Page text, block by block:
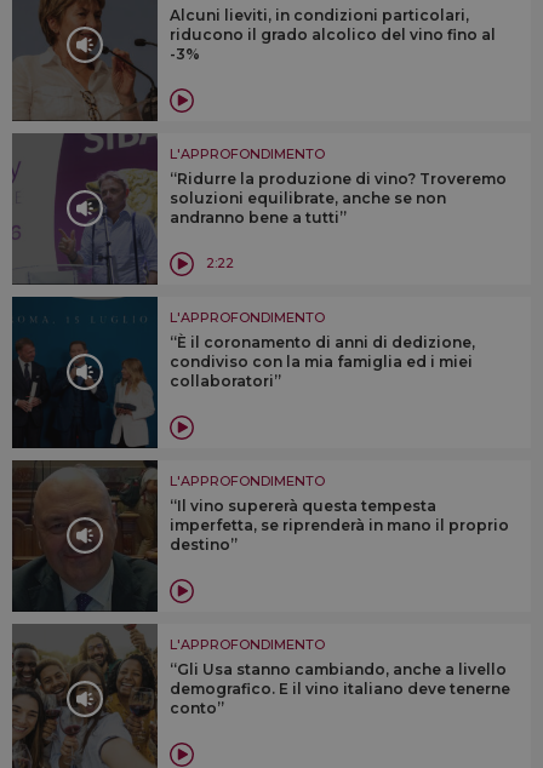
Alcuni lieviti, in condizioni particolari,
riducono il grado alcolico del vino fino al
-3%
L'APPROFONDIMENTO
“Ridurre la produzione di vino? Troveremo
soluzioni equilibrate, anche se non
andranno bene a tutti”
2:22
L'APPROFONDIMENTO
“È il coronamento di anni di dedizione,
condiviso con la mia famiglia ed i miei
collaboratori”
L'APPROFONDIMENTO
“Il vino supererà questa tempesta
imperfetta, se riprenderà in mano il proprio
destino”
L'APPROFONDIMENTO
“Gli Usa stanno cambiando, anche a livello
demografico. E il vino italiano deve tenerne
conto”